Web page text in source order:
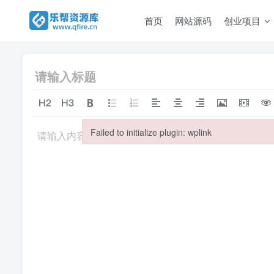
首页 网站源码 创业项目
请输入内容
Failed to initialize plugin: wplink
Failed to initialize plugin: wplink